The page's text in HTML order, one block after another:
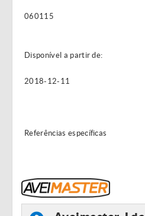
060115
Disponível a partir de:
2018-12-11
Referências específicas